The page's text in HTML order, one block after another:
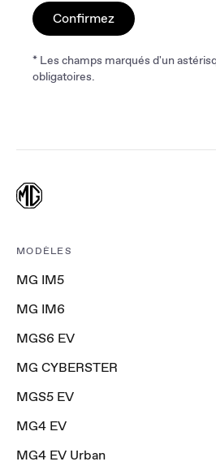
Confirmez
* Les champs marqués d'un
obligatoires.
MODÈLES
MG IM5
MG IM6
MGS6 EV
MG CYBERSTER
MGS5 EV
MG4 EV
MG4 EV Urban